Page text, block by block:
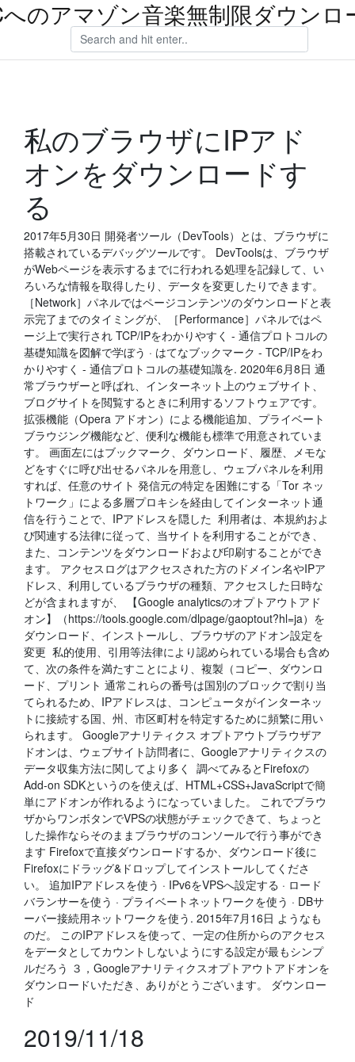
のアマゾン音楽無制限ダウンロ
私のブラウザにIPアド
オンをダウンロードす
る
2017年5月30日 開発者ツール（DevTools）とは、ブラウザに
搭載されているデバッグツールです。 DevToolsは、ブラウザ
がWebページを表示するまでに行われる処理を記録して、い
ろいろな情報を取得したり、データを変更したりできます。
［Network］パネルではページコンテンツのダウンロードと表
示完了までのタイミングが、［Performance］パネルではペ
ージ上で実行され TCP/IPをわかりやすく - 通信プロトコルの
基礎知識を図解で学ぼう · はてなブックマーク - TCP/IPをわ
かりやすく - 通信プロトコルの基礎知識を. 2020年6月8日 通
常ブラウザーと呼ばれ、インターネット上のウェブサイト、
ブログサイトを閲覧するときに利用するソフトウェアです。
拡張機能（Opera アドオン）による機能追加、プライベート
ブラウジング機能など、便利な機能も標準で用意されていま
す。 画面左にはブックマーク、ダウンロード、履歴、メモな
どをすぐに呼び出せるパネルを用意し、ウェブパネルを利用
すれば、任意のサイト 発信元の特定を困難にする「Tor ネッ
トワーク」による多層プロキシを経由してインターネット通
信を行うことで、IPアドレスを隠した 利用者は、本規約およ
び関連する法律に従って、当サイトを利用することができ、
また、コンテンツをダウンロードおよび印刷することができ
ます。 アクセスログはアクセスされた方のドメイン名やIPア
ドレス、利用しているブラウザの種類、アクセスした日時な
どが含まれますが、 【Google analyticsのオプトアウトアド
オン】（https://tools.google.com/dlpage/gaoptout?hl=ja）を
ダウンロード、インストールし、ブラウザのアドオン設定を
変更 私的使用、引用等法律により認められている場合も含め
て、次の条件を満たすことにより、複製（コピー、ダウンロ
ード、プリント 通常これらの番号は国別のブロックで割り当
てられるため、IPアドレスは、コンピュータがインターネッ
トに接続する国、州、市区町村を特定するために頻繁に用い
られます。 Googleアナリティクス オプトアウトブラウザア
ドオンは、ウェブサイト訪問者に、Googleアナリティクスの
データ収集方法に関してより多く 調べてみるとFirefoxの
Add-on SDKというのを使えば、HTML+CSS+JavaScriptで簡
単にアドオンが作れるようになっていました。 これでブラウ
ザからワンボタンでVPSの状態がチェックできて、ちょっと
した操作ならそのままブラウザのコンソールで行う事ができ
ます Firefoxで直接ダウンロードするか、ダウンロード後に
Firefoxにドラッグ&ドロップしてインストールしてくださ
い。 追加IPアドレスを使う · IPv6をVPSへ設定する · ロード
バランサーを使う · プライベートネットワークを使う · DBサ
ーバー接続用ネットワークを使う. 2015年7月16日 ようなも
のだ。 このIPアドレスを使って、一定の住所からのアクセス
をデータとしてカウントしないようにする設定が最もシンプ
ルだろう ３，Googleアナリティクスオプトアウトアドオンを
ダウンロードいただき、ありがとうございます。 ダウンロー
ド
2019/11/18